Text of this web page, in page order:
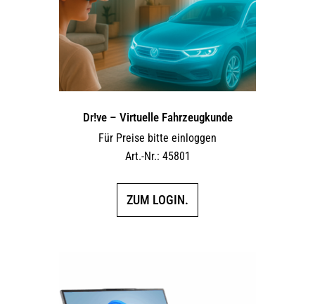
Dr!ve – Virtuelle Fahrzeugkunde
Für Preise bitte einloggen
Art.-Nr.: 45801
ZUM LOGIN.